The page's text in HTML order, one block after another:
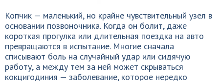
Копчик — маленький, но крайне чувствительный узел в
основании позвоночника. Когда он болит, даже
короткая прогулка или длительная поездка на авто
превращаются в испытание. Многие сначала
списывают боль на случайный удар или сидячую
работу, а между тем за ней может скрываться
кокцигодиния — заболевание, которое нередко